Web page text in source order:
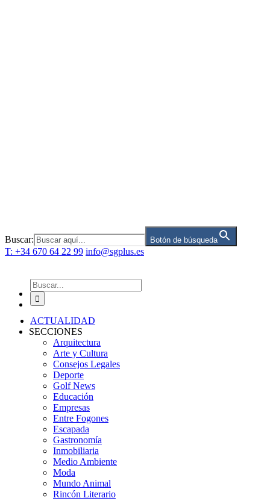
Buscar: Botón de búsqueda
T: +34 670 64 22 99 info@sgplus.es
Buscar:
ACTUALIDAD
SECCIONES
Arquitectura
Arte y Cultura
Consejos Legales
Deporte
Golf News
Educación
Empresas
Entre Fogones
Escapada
Gastronomía
Inmobiliaria
Medio Ambiente
Moda
Mundo Animal
Rincón Literario